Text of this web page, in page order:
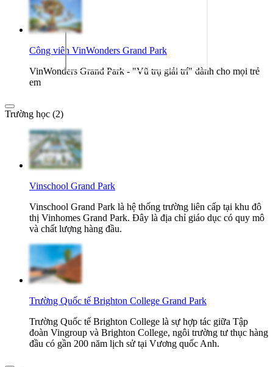
Công viên VinWonders Grand Park
VinWonders Grand Park - "Vũ trụ giải trí" dành cho mọi trẻ
em
Trường học (2)
Vinschool Grand Park
Vinschool Grand Park là hệ thống trường liên cấp tại khu đô
thị Vinhomes Grand Park. Đây là địa chỉ giáo dục có quy mô
và chất lượng hàng đầu.
Trường Quốc tế Brighton College Grand Park
Trường Quốc tế Brighton College là sự hợp tác giữa Tập
đoàn Vingroup và Brighton College, ngôi trường tư thục hàng
đầu có gần 200 năm lịch sử tại Vương quốc Anh.